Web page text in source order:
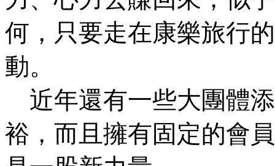
何，只要走在康樂旅行
動。
近年還有一些大團體
裕，而且擁有固定的會